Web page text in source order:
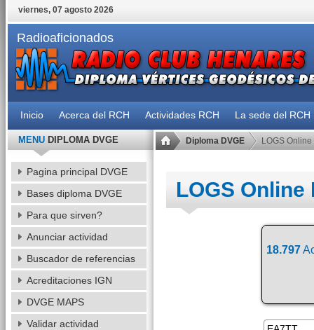
viernes, 07 agosto 2026
Radioaficionados
Inicio Acerca del RCH Actividades RCH La sede del RCH
Diploma DVGE LOGS Online
LOGS Online
18.797
MENUDIPLOMA DVGE
Pagina principal DVGE
Bases diploma DVGE
Para que sirven?
Anunciar actividad
Buscador de referencias
Acreditaciones IGN
DVGE MAPS
Validar actividad